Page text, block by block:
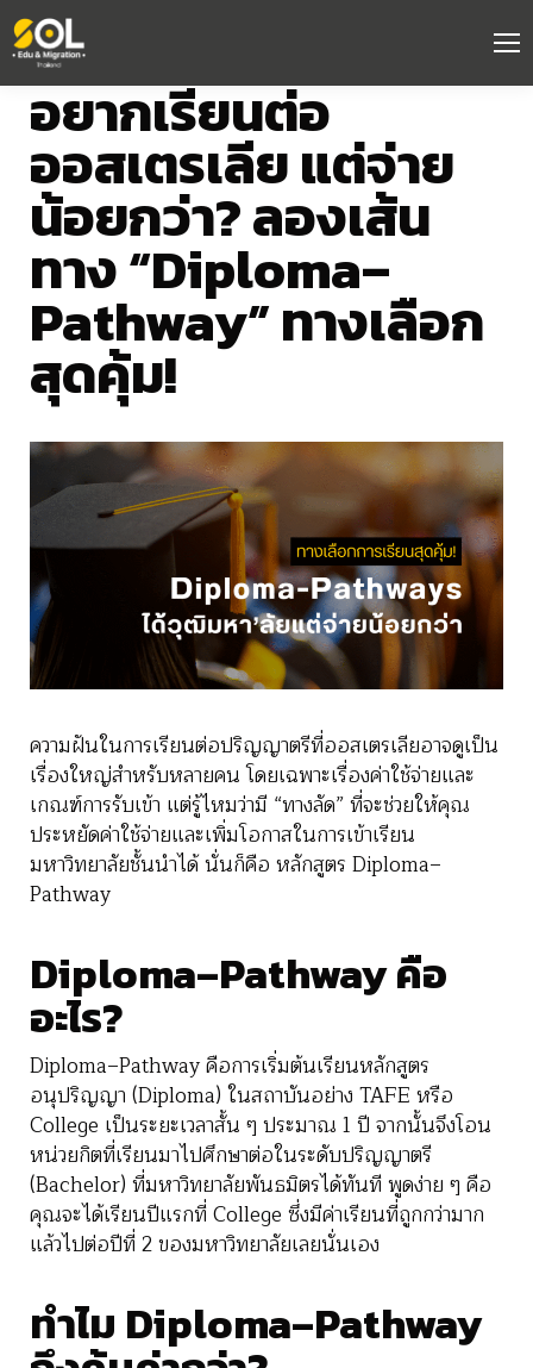
อยากเรียนต่อ
ออสเตรเลียแต่จ่าย
น้อยกว่า?ลองเส้น
ทาง“Diploma–
Pathway”ทางเลือก
สุดคุ้ม!
ความฝันในการเรียนต่อปริญญาตรีที่ออสเตรเลียอาจดูเป็น
เรื่องใหญ่สำหรับหลายคนโดยเฉพาะเรื่องค่าใช้จ่ายและ
เกณฑ์การรับเข้า แต่รู้ไหมว่ามี “ทางลัด” ที่จะช่วยให้คุณ
ประหยัดค่าใช้จ่ายและเพิ่มโอกาสในการเข้าเรียน
มหาวิทยาลัยชั้นนำได้นั่นก็คือ หลักสูตร Diploma–
Pathway
Diploma–Pathwayคือ
อะไร?
Diploma–Pathwayคือการเริ่มต้นเรียนหลักสูตร
อนุปริญญา (Diploma) ในสถาบันอย่าง TAFE หรือ
College เป็นระยะเวลาสั้น ๆ ประมาณ 1 ปี จากนั้นจึงโอน
หน่วยกิตที่เรียนมาไปศึกษาต่อในระดับปริญญาตรี
(Bachelor) ที่มหาวิทยาลัยพันธมิตรได้ทันทีพูดง่าย ๆ คือ
คุณจะได้เรียนปีแรกที่College ซึ่งมีค่าเรียนที่ถูกกว่ามาก
แล้วไปต่อปีที่2ของมหาวิทยาลัยเลยนั่นเอง
ทำไม Diploma–Pathway